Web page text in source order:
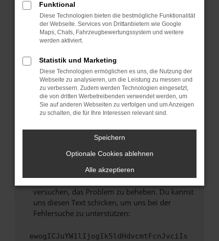
verhindern. Funktioniert die Seite in einem
anderen Browser oder in einem privaten
Fenster?
Starte dein Gerät neu.
Probleme zu beheben.
Stelle sicher, dass dein Browser und dein
Betriebssystem auf dem neuesten Stand
sind.
Veraltete Software birgt nicht nur ein
führen, dass bestimmte Funktionen nicht mehr
Wende dich an den Webseitenbetreiber.
Wenn du alle oben genannten Schritte versucht
hast, kontaktiere uns bitte. Wir werden
versuchen, das Problem zu beheben. Du kannst
uns diesen Text schicken, um uns bei der
Fehlersuche zu unterstützen:
ewogICJuYW1lIjogIk5ldHdvcmtFcnJvciIs
Funktional
Diese Technologien bieten die bestmögliche Funktionalität
der Webseite. Services von Drittanbietern wie Google
Maps, Chats, Fahrzeugbewertungssystem und weitere
werden aktiviert.
Statistik und Marketing
Diese Technologien ermöglichen es uns, die Nutzung der
Webseite zu analysieren, um die Leistung zu messen und
zu verbessern. Zudem werden Technologien eingesetzt,
die von dritten Werbetreibenden verwendet werden, um
Sie auf anderen Webseiten zu verfolgen und um Anzeigen
zu schalten, die für Ihre Interessen relevant sind.
Speichern
Optionale Cookies ablehnen
Alle akzeptieren